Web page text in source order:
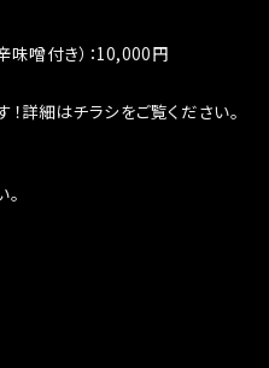
味噌付き）：10,000円
詳細はチラシをご覧ください。